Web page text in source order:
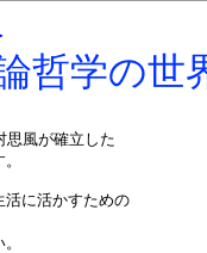
哲学の世
思風が確立した
活に活かすための